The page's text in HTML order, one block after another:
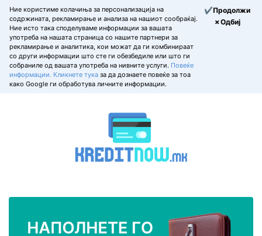
Ние користиме колачиња за персонализација на
содржината, рекламирање и анализа на нашиот сообраќај.
Ние исто така споделуваме информации за вашата
употреба на нашата страница со нашите партнери за
рекламирање и аналитика, кои можат да ги комбинираат
со други информации што сте ги обезбедиле или што ги
собраниле од вашата употреба на нивните услуги. Повеќе
информации. Кликнете тука за да дознаете повеќе за тоа
како Google ги обработува личните информации.
✔Продолжи
✗Одбиј